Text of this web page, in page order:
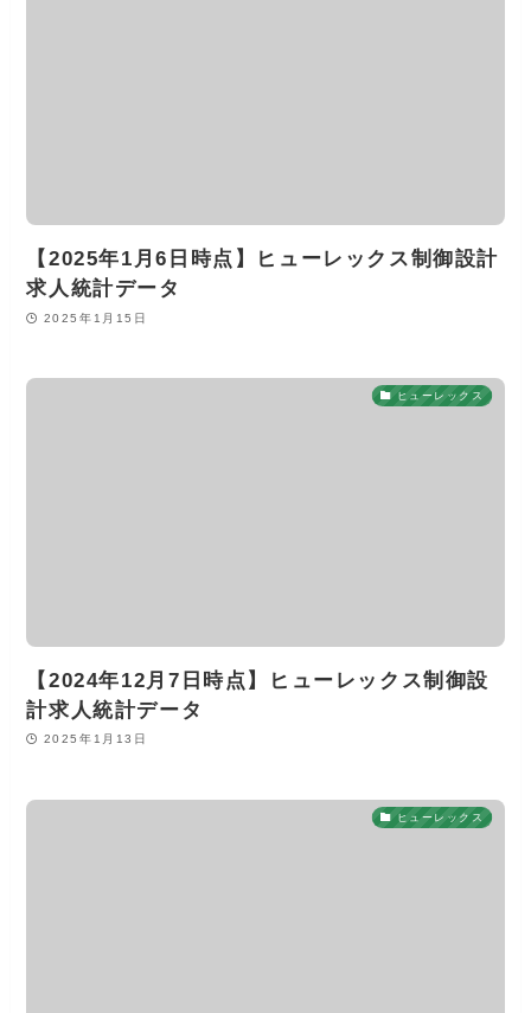
【2025年1月6日時点】ヒューレックス制御設計
求人統計データ
2025年1月15日
ヒューレックス
【2024年12月7日時点】ヒューレックス制御設
計求人統計データ
2025年1月13日
ヒューレックス